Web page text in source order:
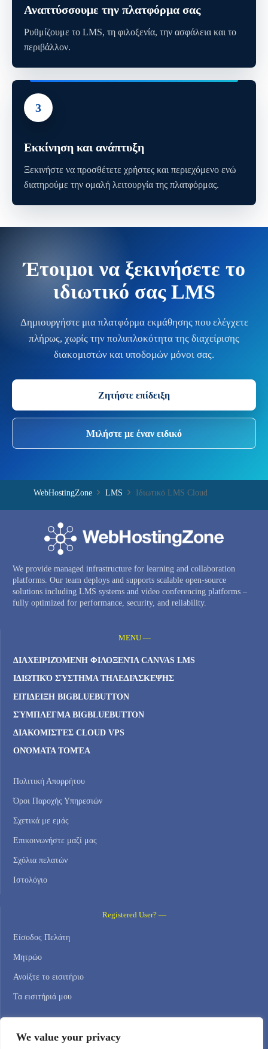
We value your privacy
Αναπτύσσουμε την πλατφόρμα σας
Ρυθμίζουμε το LMS, τη φιλοξενία, την ασφάλεια και το
περιβάλλον.
3
Εκκίνηση και ανάπτυξη
Ξεκινήστε να προσθέτετε χρήστες και περιεχόμενο ενώ
διατηρούμε την ομαλή λειτουργία της πλατφόρμας.
Έτοιμοι να ξεκινήσετε το
ιδιωτικό σας LMS
Δημιουργήστε μια πλατφόρμα εκμάθησης που ελέγχετε
πλήρως, χωρίς την πολυπλοκότητα της διαχείρισης
διακομιστών και υποδομών μόνοι σας.
Ζητήστε επίδειξη
Μιλήστε με έναν ειδικό
WebHostingZone LMS Ιδιωτικό LMS Cloud
We provide managed infrastructure for learning and collaboration
platforms. Our team deploys and supports scalable open-source
solutions including LMS systems and video conferencing platforms –
fully optimized for performance, security, and reliability.
MENU —
ΔΙΑΧΕΙΡΙΖΌΜΕΝΗ ΦΙΛΟΞΕΝΊΑ CANVAS LMS
ΙΔΙΩΤΙΚΌ ΣΎΣΤΗΜΑ ΤΗΛΕΔΙΆΣΚΕΨΗΣ
ΕΠΊΔΕΙΞΗ BIGBLUEBUTTON
ΣΎΜΠΛΕΓΜΑ BIGBLUEBUTTON
ΔΙΑΚΟΜΙΣΤΈΣ CLOUD VPS
ΟΝΌΜΑΤΑ ΤΟΜΈΑ
Πολιτική Απορρήτου
Όροι Παροχής Υπηρεσιών
Σχετικά με εμάς
Επικοινωνήστε μαζί μας
Σχόλια πελατών
Ιστολόγιο
Registered User? —
Είσοδος Πελάτη
Μητρώο
Ανοίξτε το εισιτήριο
Τα εισιτήριά μου